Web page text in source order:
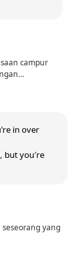
campur
in over
but you′re
yang